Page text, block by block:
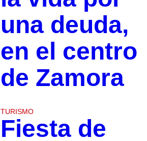
una deuda,
en el centro
de Zamora
TURISMO
Fiesta de